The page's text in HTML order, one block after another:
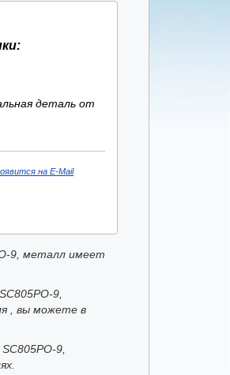
деталь от
на E-Mail
9, металл имеет
9,
, вы можете в
9,